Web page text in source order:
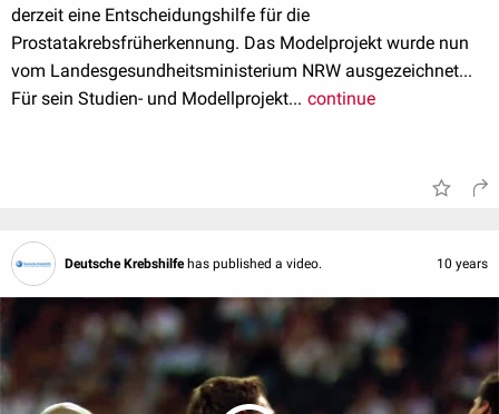
derzeit eine Entscheidungshilfe für die
Prostatakrebsfrüherkennung. Das Modelprojekt wurde nun
vom Landesgesundheitsministerium NRW ausgezeichnet...
Für sein Studien- und Modellprojekt... continue
Deutsche Krebshilfe has published a video. 10 years